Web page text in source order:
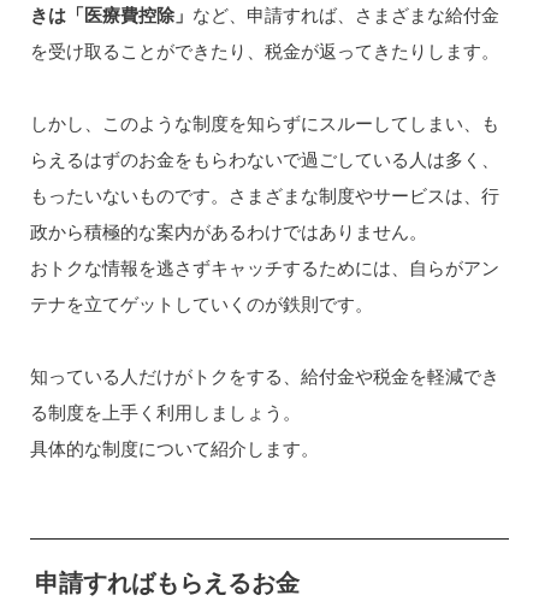
きは「医療費控除」 など、申請すれば、さまざまな給付金
を受け取ることができたり、税金が返ってきたりします。
しかし、このような制度を知らずにスルーしてしまい、も
らえるはずのお金をもらわないで過ごしている人は多く、
もったいないものです。さまざまな制度やサービスは、行
政から積極的な案内があるわけではありません。
おトクな情報を逃さずキャッチするためには、自らがアン
テナを立てゲットしていくのが鉄則です。
知っている人だけがトクをする、給付金や税金を軽減でき
る制度を上手く利用しましょう。
具体的な制度について紹介します。
申請すればもらえるお金